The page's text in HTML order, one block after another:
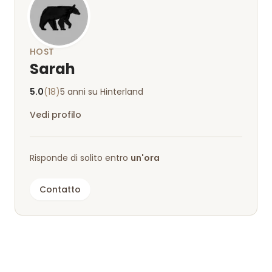
ospitalità!
HOST
Sarah
5.0(18)5 anni su Hinterland
Vedi profilo
Risponde di solito entro un'ora
Contatto